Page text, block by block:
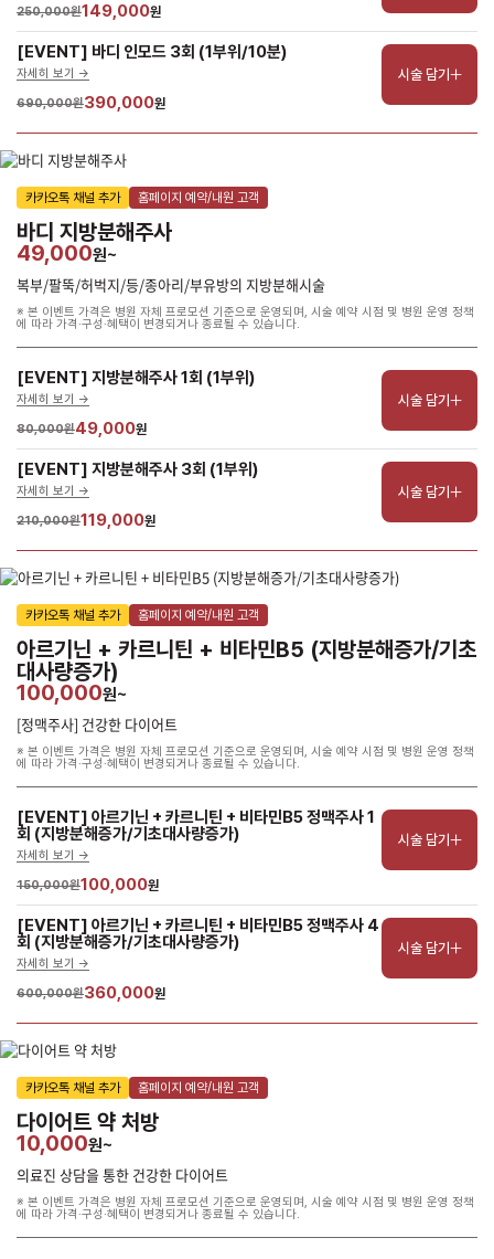
250,000원149,000원
[EVENT] 바디 인모드 3회 (1부위/10분)
자세히 보기 ->
690,000원390,000원
시술 담기
카카오톡 채널 추가 홈페이지 예약/내원 고객
바디 지방분해주사
49,000원~
복부/팔뚝/허벅지/등/종아리/부유방의 지방분해시술
※ 본 이벤트 가격은 병원 자체 프로모션 기준으로 운영되며, 시술 예약 시점 및 병원 운영 정책
에 따라 가격·구성·혜택이 변경되거나 종료될 수 있습니다.
[EVENT] 지방분해주사 1회 (1부위)
자세히 보기 ->
80,000원49,000원
시술 담기
[EVENT] 지방분해주사 3회 (1부위)
자세히 보기 ->
210,000원119,000원
시술 담기
카카오톡 채널 추가 홈페이지 예약/내원 고객
아르기닌 + 카르니틴 + 비타민B5 (지방분해증가/기초
대사량증가)
100,000원~
[정맥주사] 건강한 다이어트
※ 본 이벤트 가격은 병원 자체 프로모션 기준으로 운영되며, 시술 예약 시점 및 병원 운영 정책
에 따라 가격·구성·혜택이 변경되거나 종료될 수 있습니다.
[EVENT] 아르기닌 + 카르니틴 + 비타민B5 정맥주사 1
회 (지방분해증가/기초대사량증가)
자세히 보기 ->
150,000원100,000원
시술 담기
[EVENT] 아르기닌 + 카르니틴 + 비타민B5 정맥주사 4
회 (지방분해증가/기초대사량증가)
자세히 보기 ->
600,000원360,000원
시술 담기
카카오톡 채널 추가 홈페이지 예약/내원 고객
다이어트 약 처방
10,000원~
의료진 상담을 통한 건강한 다이어트
※ 본 이벤트 가격은 병원 자체 프로모션 기준으로 운영되며, 시술 예약 시점 및 병원 운영 정책
에 따라 가격·구성·혜택이 변경되거나 종료될 수 있습니다.